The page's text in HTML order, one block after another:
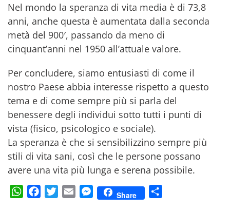
Nel mondo la speranza di vita media è di 73,8
anni, anche questa è aumentata dalla seconda
metà del 900′, passando da meno di
cinquant’anni nel 1950 all’attuale valore.
Per concludere, siamo entusiasti di come il
nostro Paese abbia interesse rispetto a questo
tema e di come sempre più si parla del
benessere degli individui sotto tutti i punti di
vista (fisico, psicologico e sociale).
La speranza è che si sensibilizzino sempre più
stili di vita sani, così che le persone possano
avere una vita più lunga e serena possibile.
WhatsAppFacebookTwitterEmail Messenger
Share